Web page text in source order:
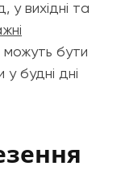
вихідні та
можуть бути
будні дні